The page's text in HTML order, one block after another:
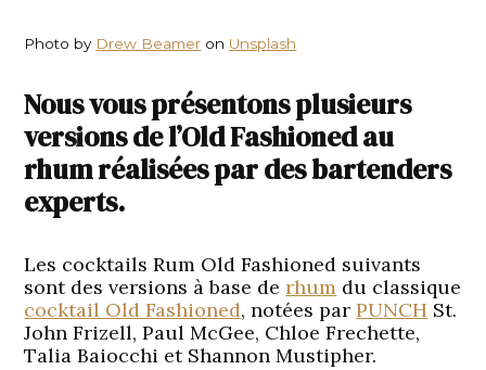
Photo by Drew Beamer on Unsplash
Nous vous présentons plusieurs
versions de l’Old Fashioned au
rhum réalisées par des bartenders
experts.
Les cocktails Rum Old Fashioned suivants
sont des versions à base derhum du classique
cocktail Old Fashioned, notées parPUNCH St.
John Frizell, Paul McGee, Chloe Frechette,
Talia Baiocchi et Shannon Mustipher.